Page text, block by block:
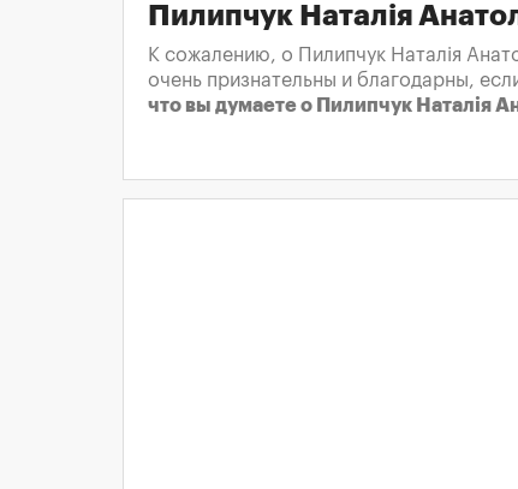
Пилипчук Наталія
К сожалению, о Пилипчук Наталія
очень признательны и благодарны,
что вы думаете о Пилипчук Наталія